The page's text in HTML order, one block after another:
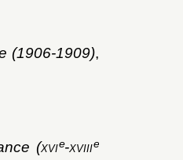
(1906-1909),
(xvie-xviiie